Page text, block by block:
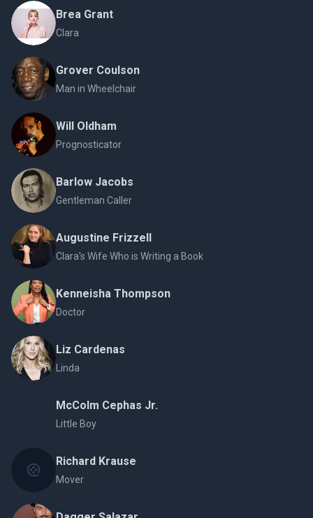
Brea Grant
Clara
Grover Coulson
Man in Wheelchair
Will Oldham
Prognosticator
Barlow Jacobs
Gentleman Caller
Augustine Frizzell
Clara's Wife Who is Writing a Book
Kenneisha Thompson
Doctor
Liz Cardenas
Linda
McColm Cephas Jr.
Little Boy
Richard Krause
Mover